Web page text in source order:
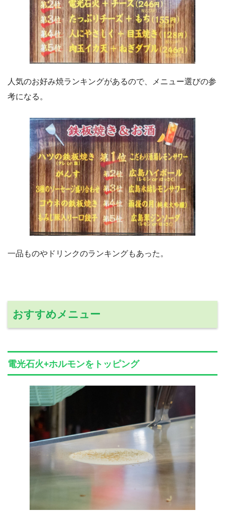
人気のお好み焼ランキングがあるので、メニュー選びの参
考になる。
一品ものやドリンクのランキングもあった。
おすすめメニュー
電光石火+ホルモンをトッピング